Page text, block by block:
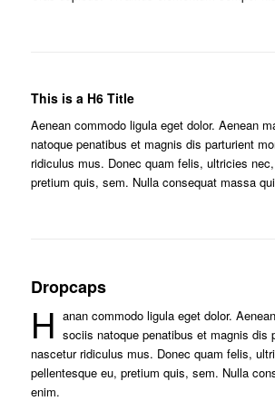
This is a H6 Title
Aenean commodo ligula eget dolor. Aenean
natoque penatibus et magnis dis parturient
ridiculus mus. Donec quam felis, ultricies
pretium quis, sem. Nulla consequat massa
Dropcaps
H anan commodo ligula eget dolor.
sociis natoque penatibus et magnis dis
nascetur ridiculus mus. Donec quam felis,
pellentesque eu, pretium quis, sem. Nulla
enim.